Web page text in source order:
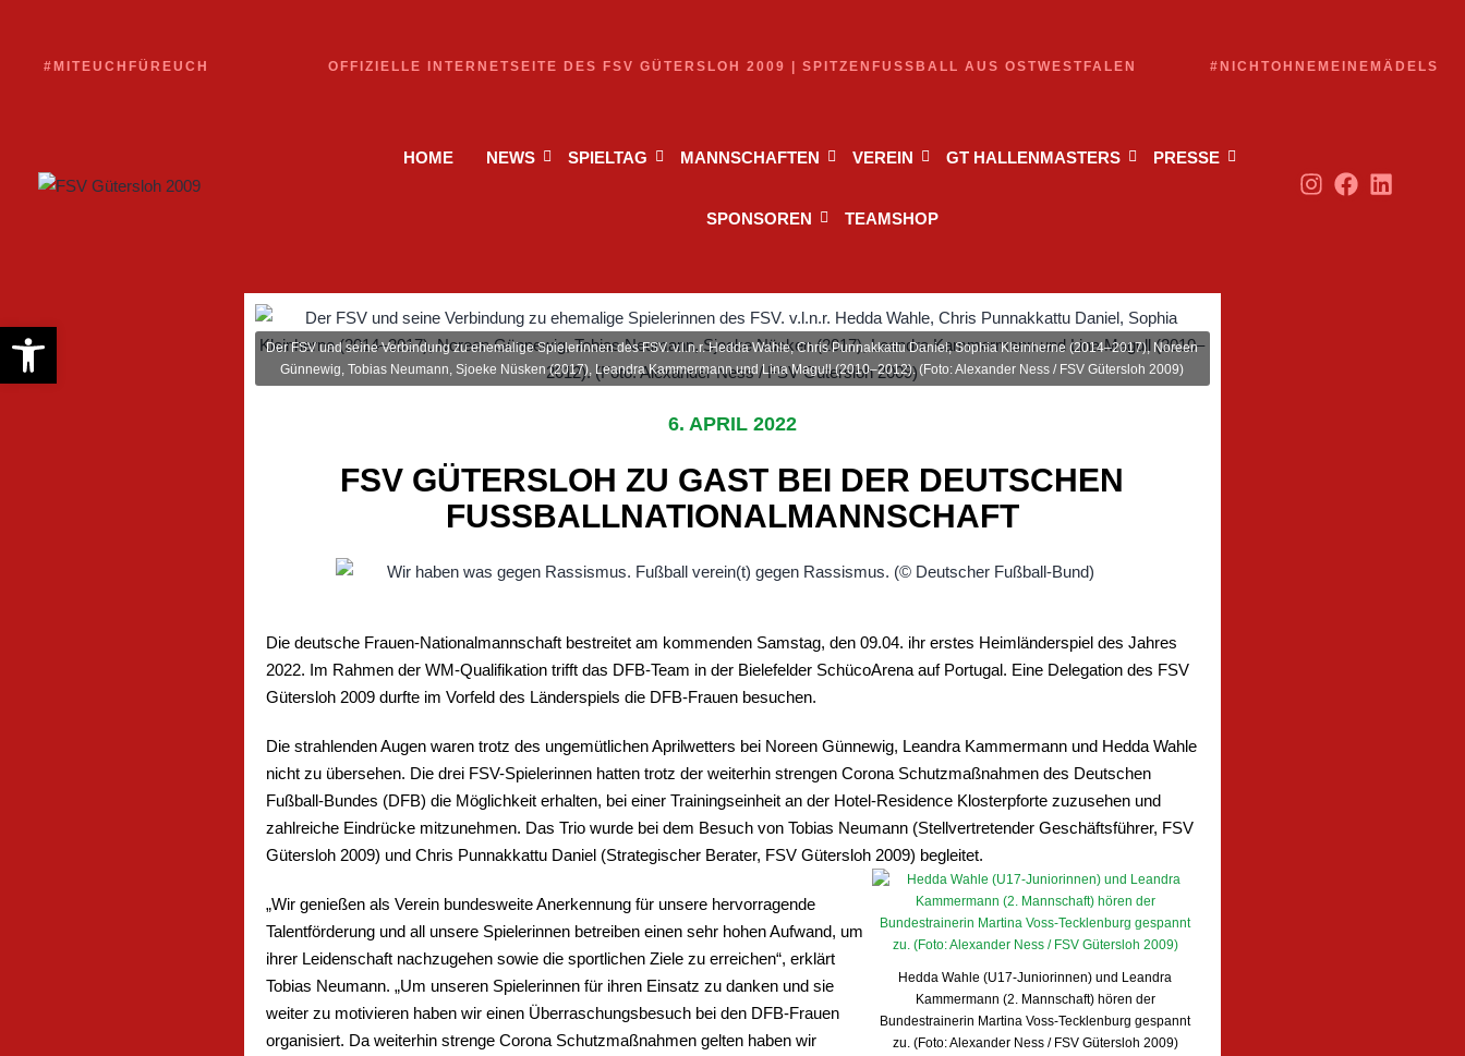
#MITEUCHFÜREUCH OFFIZIELLE INTERNETSEITE DES FSV GÜTERSLOH 2009 | SPITZENFUSSBALL AUS OSTWESTFALEN #NICHTOHNEMEINEMÄDELS
HOME NEWS SPIELTAG MANNSCHAFTEN VEREIN GT HALLENMASTERS PRESSE
SPONSOREN TEAMSHOP
Der FSV und seine Verbindung zu ehemalige Spielerinnen des FSV. v.l.n.r. Hedda Wahle, Chris Punnakkattu Daniel, Sophia Kleinherne (2014–2017), Noreen
Günnewig, Tobias Neumann, Sjoeke Nüsken (2017), Leandra Kammermann und Lina Magull (2010–2012). (Foto: Alexander Ness / FSV Gütersloh 2009)
6. APRIL 2022
FSV GÜTERSLOH ZU GAST BEI DER DEUTSCHEN
FUSSBALLNATIONALMANNSCHAFT
Die deutsche Frauen-Nationalmannschaft bestreitet am kommenden Samstag, den 09.04. ihr erstes Heimländerspiel des Jahres
2022. Im Rahmen der WM-Qualifikation trifft das DFB-Team in der Bielefelder SchücoArena auf Portugal. Eine Delegation des FSV
Gütersloh 2009 durfte im Vorfeld des Länderspiels die DFB-Frauen besuchen.
Die strahlenden Augen waren trotz des ungemütlichen Aprilwetters bei Noreen Günnewig, Leandra Kammermann und Hedda Wahle
nicht zu übersehen. Die drei FSV-Spielerinnen hatten trotz der weiterhin strengen Corona Schutzmaßnahmen des Deutschen
Fußball-Bundes (DFB) die Möglichkeit erhalten, bei einer Trainingseinheit an der Hotel-Residence Klosterpforte zuzusehen und
zahlreiche Eindrücke mitzunehmen. Das Trio wurde bei dem Besuch von Tobias Neumann (Stellvertretender Geschäftsführer, FSV
Gütersloh 2009) und Chris Punnakkattu Daniel (Strategischer Berater, FSV Gütersloh 2009) begleitet.
Hedda Wahle (U17-Juniorinnen) und Leandra
Kammermann (2. Mannschaft) hören der
Bundestrainerin Martina Voss-Tecklenburg gespannt
zu. (Foto: Alexander Ness / FSV Gütersloh 2009)
„Wir genießen als Verein bundesweite Anerkennung für unsere hervorragende
Talentförderung und all unsere Spielerinnen betreiben einen sehr hohen Aufwand, um
ihrer Leidenschaft nachzugehen sowie die sportlichen Ziele zu erreichen“, erklärt
Tobias Neumann. „Um unseren Spielerinnen für ihren Einsatz zu danken und sie
weiter zu motivieren haben wir einen Überraschungsbesuch bei den DFB-Frauen
organisiert. Da weiterhin strenge Corona Schutzmaßnahmen gelten haben wir
Werkzeugleiste öffnen